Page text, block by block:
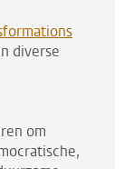
diverse
om